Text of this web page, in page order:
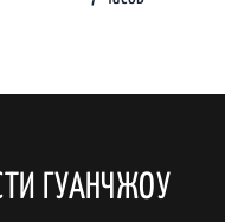
ГУАНЧЖОУ